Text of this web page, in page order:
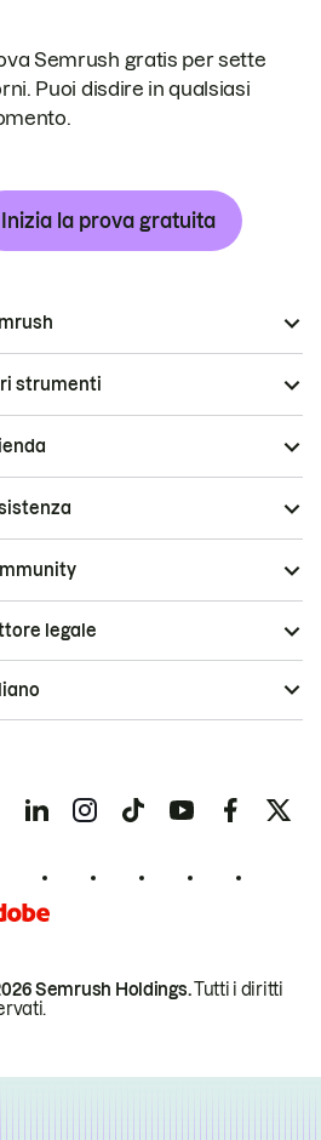
Semrush gratis per sette
Puoi disdire in qualsiasi
Inizia la prova gratuita
strumenti
Semrush Holdings.Tutti i diritti
legale